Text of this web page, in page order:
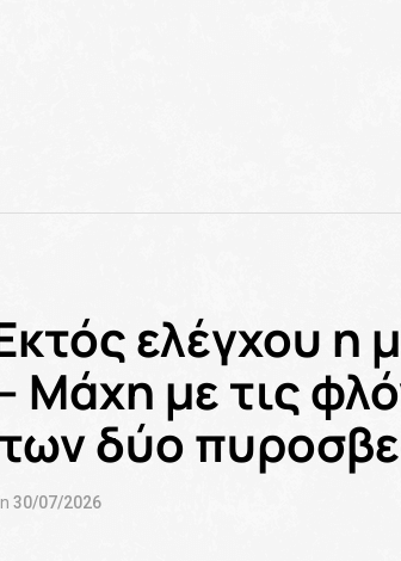
ελέγχου η
Μάχη με τις
δύο
30/07/2026